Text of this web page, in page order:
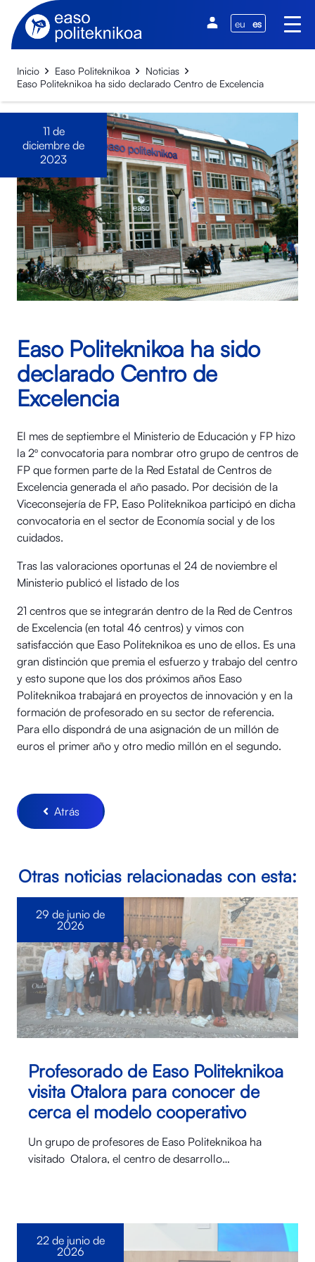
eu es
Inicio Easo Politeknikoa
Noticias
Easo Politeknikoa ha sido declarado Centro de Excelencia
11 de
diciembre de
2023
Easo Politeknikoa ha sido
declarado Centro de
Excelencia
El mes de septiembre el Ministerio de Educación y FP hizo
la 2º convocatoria para nombrar otro grupo de centros de
FP que formen parte de la Red Estatal de Centros de
Excelencia generada el año pasado. Por decisión de la
Viceconsejería de FP, Easo Politeknikoa participó en dicha
convocatoria en el sector de Economía social y de los
cuidados.
Tras las valoraciones oportunas el 24 de noviembre el
Ministerio publicó el listado de los
21 centros que se integrarán dentro de la Red de Centros
de Excelencia (en total 46 centros) y vimos con
satisfacción que Easo Politeknikoa es uno de ellos. Es una
gran distinción que premia el esfuerzo y trabajo del centro
y esto supone que los dos próximos años Easo
Politeknikoa trabajará en proyectos de innovación y en la
formación de profesorado en su sector de referencia.
Para ello dispondrá de una asignación de un millón de
euros el primer año y otro medio millón en el segundo.
Atrás
Otras noticias relacionadas con esta:
Profesorado de Easo Politeknikoa
visita Otalora para conocer de
cerca el modelo cooperativo
Un grupo de profesores de Easo Politeknikoa ha
visitado Otalora⁠, el centro de desarrollo…
29 de junio de
2026
22 de junio de
2026